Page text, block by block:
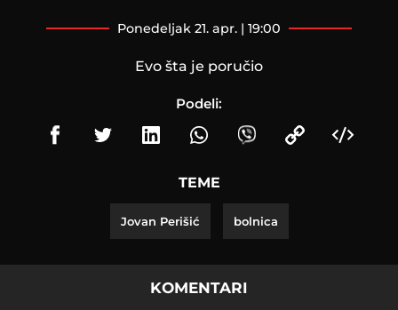
ponedeljak 21. apr. | 19:00
Evo šta je poručio
Podeli:
TEME
Jovan Perišić bolnica
KOMENTARI